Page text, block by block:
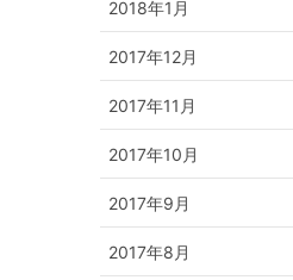
2018年1月
2017年12月
2017年11月
2017年10月
2017年9月
2017年8月